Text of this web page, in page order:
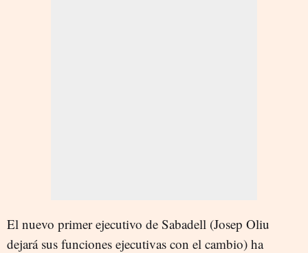
El nuevo primer ejecutivo de Sabadell (Josep Oliu
dejará sus funciones ejecutivas con el cambio) ha